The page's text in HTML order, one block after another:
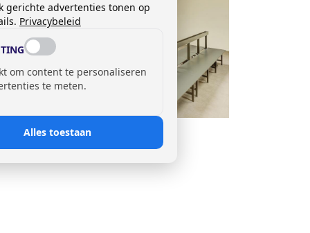
Zaventem (BE)
gerichte advertenties tonen op
Privacybeleid
om content te personaliseren
te meten.
Alles toestaan